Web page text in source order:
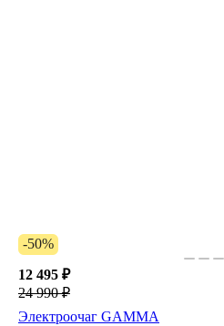
-50%
12 495 ₽
24 990 ₽
Электроочаг GAMMA